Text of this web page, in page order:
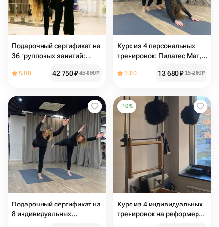
Подарочный сертификат на
36 групповых занятий:
Фитнес в студии FlowCore
5.00 42 750₽ 45 000₽
Курс из 4 персональных
тренировок: Пилатес Мат,
студии FlowCore
5.00 13 680₽ 15 200₽
Подарочный сертификат на
8 индивидуальных
-10%
Курс из 4 индивидуальных
тренировок на реформере: